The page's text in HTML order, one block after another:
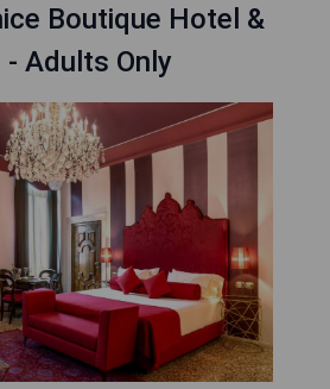
Boutique Hotel &
- Adults Only